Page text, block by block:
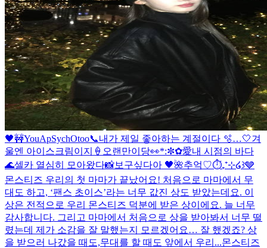
🖤🚧YouApSychOtoo📞내가 제일 좋아하는 계절이다 🫧…🤍겨
울엔 아이스크림이지🍦 오랜만이당👀*:✼✿愛내 시점의 바다
🌊셀카 열심히 모아왔다📸보구싶다아 🖤🌺추억♡⏱️₊⁺⊹໒꒱🩶
몬스티즈 우리의 첫 마마가 끝났어요! 처음으로 마마에서 무
대도 하고, ‘팬스 초이스’라는 너무 값진 상도 받았는데요. 이
상은 전적으로 우리 몬스티즈 덕분에 받은 상이에요. 늘 너무
감사합니다. 그리고 마마에서 처음으로 상을 받아봐서 너무 떨
렸는데 제가 소감을 잘 말했는지 모르겠어요… 잘 했겠죠? 상
을 받으러 나갔을 때도,무대를 할 때도 앞에서 우리...몬스티즈